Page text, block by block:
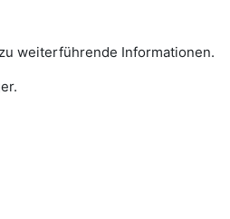
weiterführende Informationen.